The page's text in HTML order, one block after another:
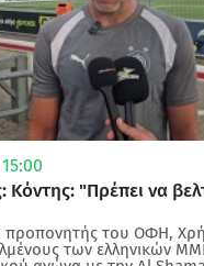
Κόντης: "Πρέπει να
ο προπονητής του ΟΦΗ,
των ελληνικών